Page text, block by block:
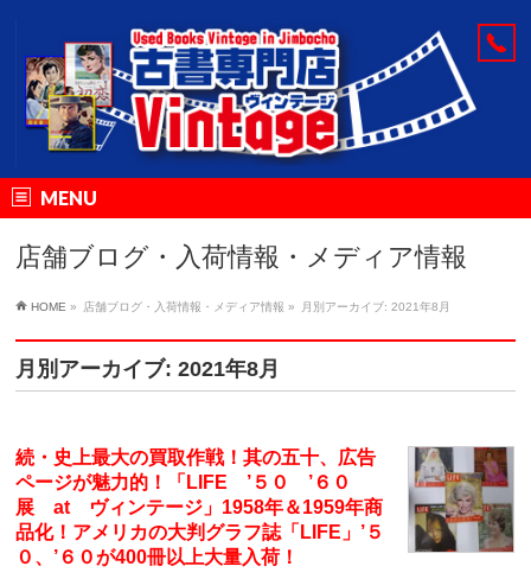
MENU
店舗ブログ・入荷情報・メディア情報
HOME » 店舗ブログ・入荷情報・メディア情報 » 月別アーカイブ: 2021年8月
月別アーカイブ: 2021年8月
続・史上最大の買取作戦！其の五十、広告
ページが魅力的！「LIFE ’５０ ’６０
展 at ヴィンテージ」1958年＆1959年商
品化！アメリカの大判グラフ誌「LIFE」’５
０、’６０が400冊以上大量入荷！